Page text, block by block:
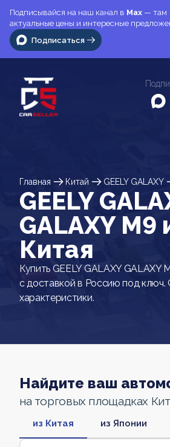
Подписывайся на наш канал в Max — там
актуальные цены и интересные
Подписаться
Главная Китай GEELY GALAXY
GEELY
GALAXY M9
Китая
Купить GEELY GALAXY GALAXY
с доставкой в Россию под ключ.
характеристики.
Найдите ваш
на торговых площадках
из Китая из Японии